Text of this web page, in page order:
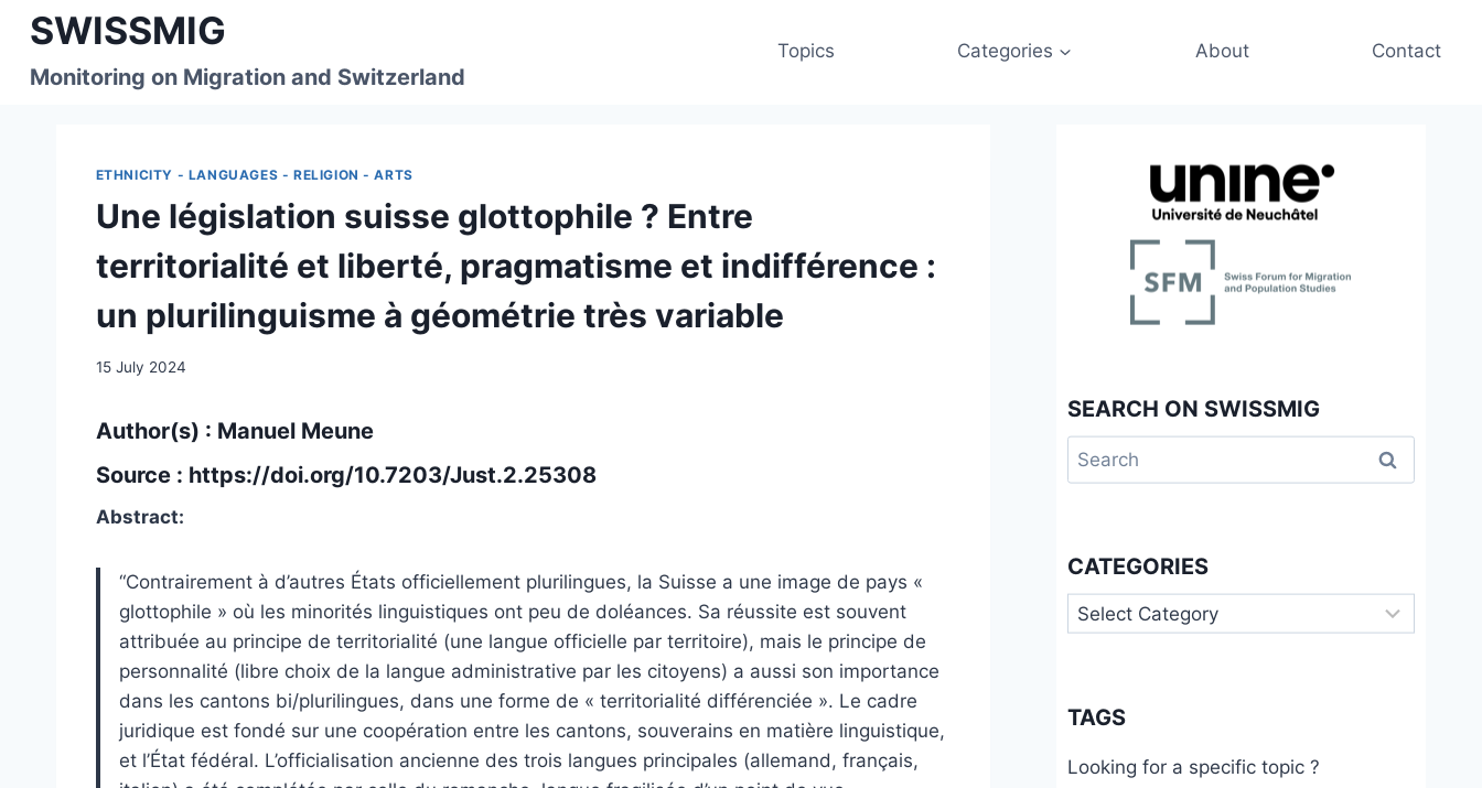
Skip
content
SWISSMIG
Monitoring on Migration and Switzerland
Topics Categories About Contact
ETHNICITY - LANGUAGES - RELIGION - ARTS
Une législation suisse glottophile ? Entre
territorialité et liberté, pragmatisme et indifférence :
un plurilinguisme à géométrie très variable
15 July 2024
Author(s) : Manuel Meune
Source : https://doi.org/10.7203/Just.2.25308
Abstract:
“Contrairement à d’autres États officiellement plurilingues, la Suisse a une image de pays «
glottophile » où les minorités linguistiques ont peu de doléances. Sa réussite est souvent
attribuée au principe de territorialité (une langue officielle par territoire), mais le principe de
personnalité (libre choix de la langue administrative par les citoyens) a aussi son importance
dans les cantons bi/plurilingues, dans une forme de « territorialité différenciée ». Le cadre
juridique est fondé sur une coopération entre les cantons, souverains en matière linguistique,
et l’État fédéral. L’officialisation ancienne des trois langues principales (allemand, français,
SEARCH ON SWISSMIG
Search
for:
CATEGORIES
Categories
TAGS
Looking for a specific topic ?